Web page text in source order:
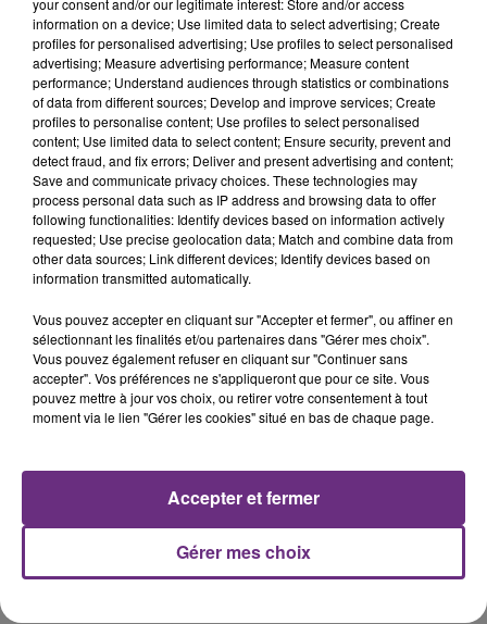
fermer ses portes.
TITRES DIFFUSÉS
11h48
11h48
TOVE LO & STROMAE
Des Fleurs
11h44
11h44
PRAS
Ghetto Supastar
11h41
11h41 11h39
11h39
your consent and/or our legitimate interest: Store and/or access
information on a device; Use limited data to select advertising; Create
profiles for personalised advertising; Use profiles to select personalised
advertising; Measure advertising performance; Measure content
performance; Understand audiences through statistics or combinations
of data from different sources; Develop and improve services; Create
profiles to personalise content; Use profiles to select personalised
content; Use limited data to select content; Ensure security, prevent and
detect fraud, and fix errors; Deliver and present advertising and content;
Save and communicate privacy choices. These technologies may
process personal data such as IP address and browsing data to offer
following functionalities: Identify devices based on information actively
requested; Use precise geolocation data; Match and combine data from
other data sources; Link different devices; Identify devices based on
information transmitted automatically.
Vous pouvez accepter en cliquant sur "Accepter et fermer", ou affiner en
sélectionnant les finalités et/ou partenaires dans "Gérer mes choix".
Vous pouvez également refuser en cliquant sur "Continuer sans
accepter". Vos préférences ne s'appliqueront que pour ce site. Vous
pouvez mettre à jour vos choix, ou retirer votre consentement à tout
moment via le lien "Gérer les cookies" situé en bas de chaque page.
Gérer mes choix
Accepter et fermer